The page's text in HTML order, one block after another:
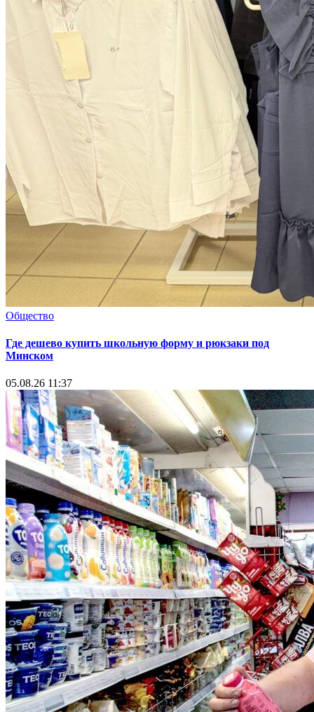
Общество
Где дешево купить школьную форму и рюкзаки под
Минском
05.08.26 11:37